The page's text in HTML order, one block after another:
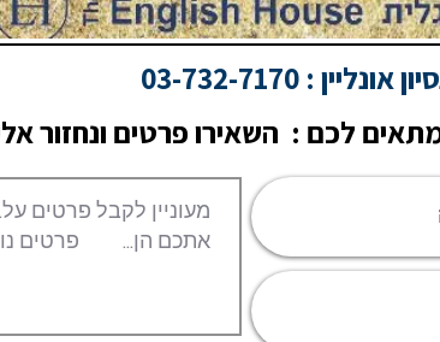
: 03-732-7170
לכם : השאירו פרטים ונחזור